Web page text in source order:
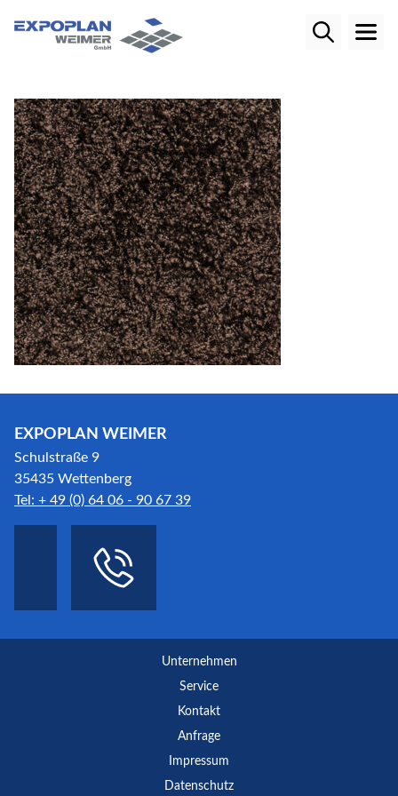
EXPOPLAN WEIMER
Schulstraße 9
35435 Wettenberg
Tel: + 49 (0) 64 06 - 90 67 39
Unternehmen
Service
Kontakt
Anfrage
Impressum
Datenschutz